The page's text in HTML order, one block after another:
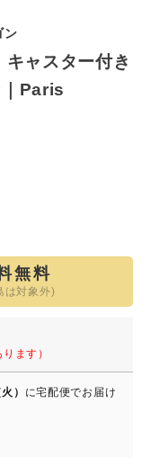
ン
ャスター付き
｜Paris
無料
は対象外)
ます）
） に宅配便でお届け